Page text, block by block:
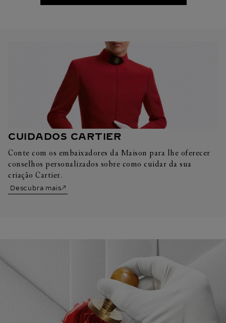
CUIDADOS CARTIER
Conte com os embaixadores da Maison para lhe oferecer
conselhos personalizados sobre como cuidar da sua
criação Cartier.
Descubra mais